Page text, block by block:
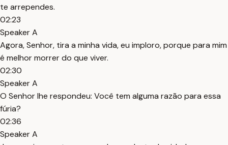
te arrependes.
02:23
Speaker A
Agora, Senhor, tira a minha vida, eu imploro, porque para mim
é melhor morrer do que viver.
02:30
Speaker A
O Senhor lhe respondeu: Você tem alguma razão para essa
fúria?
02:36
Speaker A